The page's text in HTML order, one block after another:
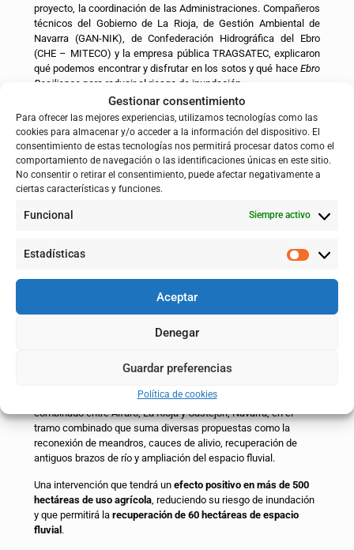
Gestionar consentimiento
Para ofrecer las mejores experiencias, utilizamos tecnologías como las
cookies para almacenar y/o acceder a la información del dispositivo. El
consentimiento de estas tecnologías nos permitirá procesar datos como el
comportamiento de navegación o las identificaciones únicas en este sitio.
No consentir o retirar el consentimiento, puede afectar negativamente a
ciertas características y funciones.
Funcional Siempre activo
Estadísticas
Aceptar
Denegar
Guardar preferencias
Política de cookies
proyecto, la coordinación de las Administraciones. Compañeros
técnicos del Gobierno de La Rioja, de Gestión Ambiental de
Navarra (GAN-NIK), de Confederación Hidrográfica del Ebro
(CHE – MITECO) y la empresa pública TRAGSATEC, explicaron
qué podemos encontrar y disfrutar en los sotos y qué hace Ebro
Resilience para reducir el riesgo de inundación.
proyecto LIFE Ebro Resilience P1, en lo que se denomina tramo
combinado entre Alfaro, La Rioja y Castejón, Navarra, en el
tramo combinado que suma diversas propuestas como la
reconexión de meandros, cauces de alivio, recuperación de
antiguos brazos de río y ampliación del espacio fluvial.
Una intervención que tendrá un efecto positivo en más de 500
hectáreas de uso agrícola, reduciendo su riesgo de inundación
y que permitirá la recuperación de 60 hectáreas de espacio
fluvial .